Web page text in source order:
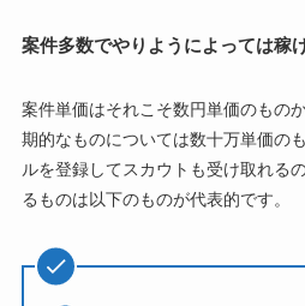
案件多数でやりようによっては稼
案件単価はそれこそ数円単価のもの
期的なものについては数十万単価の
ルを登録してスカウトも受け取れる
るものは以下のものが代表的です。